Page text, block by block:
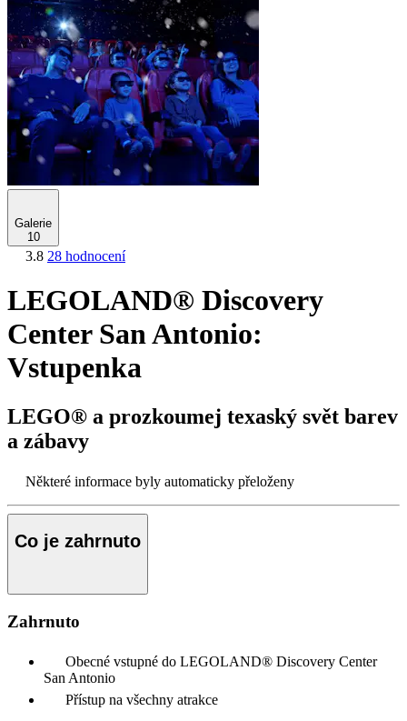
Galerie
10
3.8 28 hodnocení
LEGOLAND® Discovery
Center San Antonio:
Vstupenka
LEGO® a prozkoumej texaský svět barev
a zábavy
Některé informace byly automaticky přeloženy
Co je zahrnuto
Zahrnuto
Obecné vstupné do LEGOLAND® Discovery Center
San Antonio
Přístup na všechny atrakce